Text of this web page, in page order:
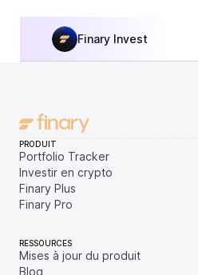
Finary Invest
PRODUIT
Portfolio Tracker
Investir en crypto
Finary Plus
Finary Pro
RESSOURCES
Mises à jour du produit
Blog